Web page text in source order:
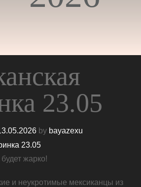
23.05
by bayazexu
жарко!
и неукротимые мексиканцы из